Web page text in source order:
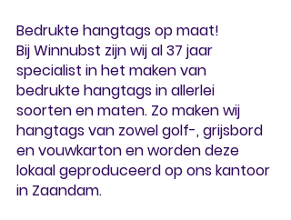
Bedrukte hangtags op maat!
Bij Winnubst zijn wij al 37 jaar
specialist in het maken van
bedrukte hangtags in allerlei
soorten en maten. Zo maken wij
hangtags van zowel golf-, grijsbord
en vouwkarton en worden deze
lokaal geproduceerd op ons kantoor
in Zaandam.